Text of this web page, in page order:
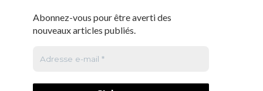
Abonnez-vous pour être averti des
nouveaux articles publiés.